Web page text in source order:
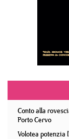
Conto alla
Porto Cervo
Volotea potenzia